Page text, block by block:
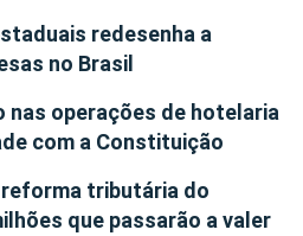
redesenha a
no Brasil
nas operações de hotelaria
com a Constituição
tributária do
que passarão a valer